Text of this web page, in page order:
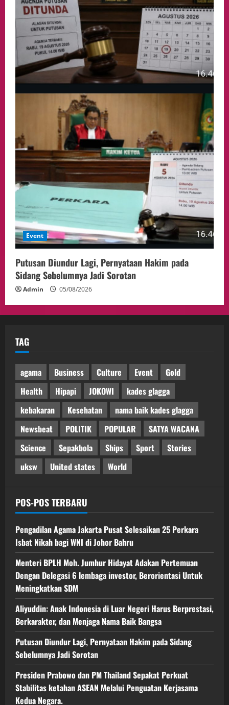
Event
Putusan Diundur Lagi, Pernyataan Hakim pada
Sidang Sebelumnya Jadi Sorotan
Admin 05/08/2026
TAG
agama Business Culture Event
Gold
Health
Hipapi JOKOWI
kades glagga
kebakaran
Kesehatan
nama baik kades glagga
Newsbeat
POLITIK POPULAR
SATYA WACANA
Science
Sepakbola Ships Sport
Stories
uksw
United states World
POS-POS TERBARU
Pengadilan Agama Jakarta Pusat Selesaikan 25 Perkara
Isbat Nikah bagi WNI di Johor Bahru
Menteri BPLH Moh. Jumhur Hidayat Adakan Pertemuan
Dengan Delegasi 6 lembaga investor, Berorientasi Untuk
Meningkatkan SDM
Aliyuddin: Anak Indonesia di Luar Negeri Harus Berprestasi,
Berkarakter, dan Menjaga Nama Baik Bangsa
Putusan Diundur Lagi, Pernyataan Hakim pada Sidang
Sebelumnya Jadi Sorotan
Presiden Prabowo dan PM Thailand Sepakat Perkuat
Stabilitas ketahan ASEAN Melalui Penguatan Kerjasama
Kedua Negara.